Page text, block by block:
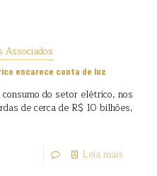
Associados
encarece conta de luz
do setor elétrico, nos
de cerca de R$ 10 bilhões,
Leia mais